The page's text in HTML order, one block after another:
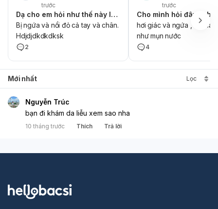
trước
Dạ cho em hỏi như thế này là bị gì ạ
Bị ngứa và nổi đỏ cả tay và chân.
Hdjdjdkdkdksk
2
trước
Cho mình hỏi đây là bị
hơi giác và ngứa , lên các
như mụn nước
4
Mới nhất Lọc
Nguyễn Trúc
bạn đi khám da liễu xem sao nha
10 tháng trước Thích Trả lời